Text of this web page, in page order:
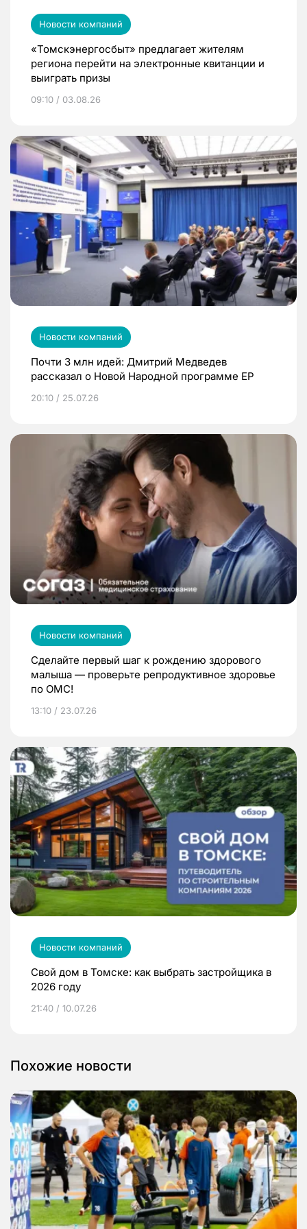
Новости компаний
«Томскэнергосбыт» предлагает жителям
региона перейти на электронные квитанции и
выиграть призы
09:10 / 03.08.26
Новости компаний
Почти 3 млн идей: Дмитрий Медведев
рассказал о Новой Народной программе ЕР
20:10 / 25.07.26
Новости компаний
Сделайте первый шаг к рождению здорового
малыша — проверьте репродуктивное здоровье
по ОМС!
13:10 / 23.07.26
Новости компаний
Свой дом в Томске: как выбрать застройщика в
2026 году
21:40 / 10.07.26
Похожие новости